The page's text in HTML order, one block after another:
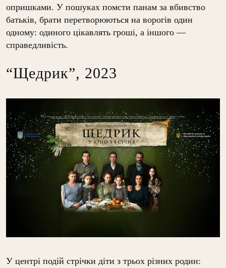
опришками. У пошуках помсти панам за вбивство
батьків, брати перетворюються на ворогів один
одному: одиного цікавлять гроші, а іншого —
справедливість.
“Щедрик”, 2023
У центрі подій стрічки діти з трьох різних родин: